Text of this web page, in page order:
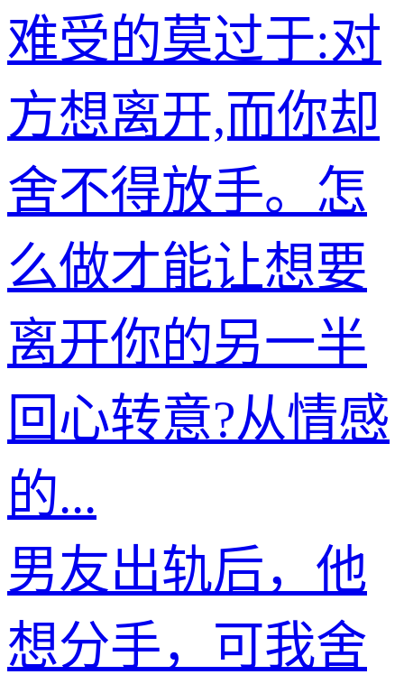
难受的莫过于:对
方想离开,而你却
舍不得放手。怎
么做才能让想要
离开你的另一半
回心转意?从情感
的...
男友出轨后，他
想分手，可我舍